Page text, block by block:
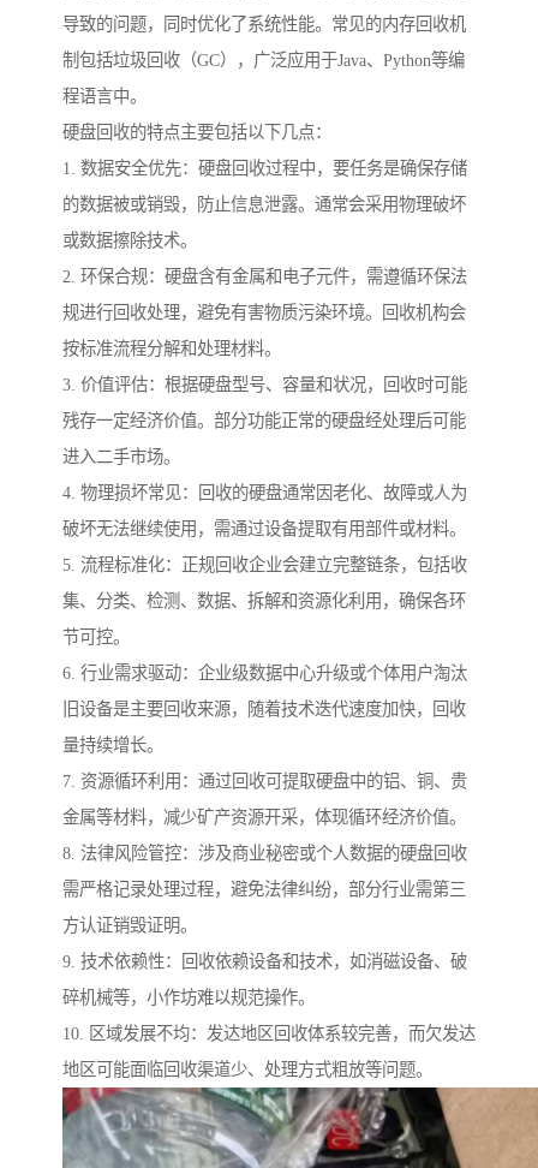
导致的问题，同时优化了系统性能。常见的内存回收机
制包括垃圾回收（GC），广泛应用于Java、Python等编
程语言中。
硬盘回收的特点主要包括以下几点：
1. 数据安全优先：硬盘回收过程中，要任务是确保存储
的数据被或销毁，防止信息泄露。通常会采用物理破坏
或数据擦除技术。
2. 环保合规：硬盘含有金属和电子元件，需遵循环保法
规进行回收处理，避免有害物质污染环境。回收机构会
按标准流程分解和处理材料。
3. 价值评估：根据硬盘型号、容量和状况，回收时可能
残存一定经济价值。部分功能正常的硬盘经处理后可能
进入二手市场。
4. 物理损坏常见：回收的硬盘通常因老化、故障或人为
破坏无法继续使用，需通过设备提取有用部件或材料。
5. 流程标准化：正规回收企业会建立完整链条，包括收
集、分类、检测、数据、拆解和资源化利用，确保各环
节可控。
6. 行业需求驱动：企业级数据中心升级或个体用户淘汰
旧设备是主要回收来源，随着技术迭代速度加快，回收
量持续增长。
7. 资源循环利用：通过回收可提取硬盘中的铝、铜、贵
金属等材料，减少矿产资源开采，体现循环经济价值。
8. 法律风险管控：涉及商业秘密或个人数据的硬盘回收
需严格记录处理过程，避免法律纠纷，部分行业需第三
方认证销毁证明。
9. 技术依赖性：回收依赖设备和技术，如消磁设备、破
碎机械等，小作坊难以规范操作。
10. 区域发展不均：发达地区回收体系较完善，而欠发达
地区可能面临回收渠道少、处理方式粗放等问题。